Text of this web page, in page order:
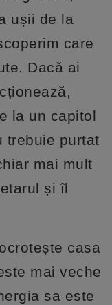
ușii de la
care
Dacă ai
la un capitol
trebuie purtat
mai mult
și îl
casa
mai veche
sa este